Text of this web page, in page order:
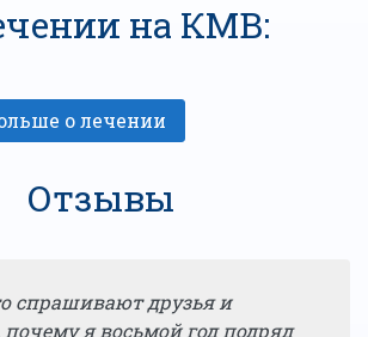
на КМВ:
Отзывы
спрашивают друзья и
я восьмой год подряд